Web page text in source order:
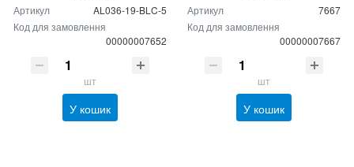
Артикул
AL036-19-BLC-5
Код для замовлення
00000007652
шт
У кошик
Артикул
7667
Код для замовлення
00000007667
шт
У кошик